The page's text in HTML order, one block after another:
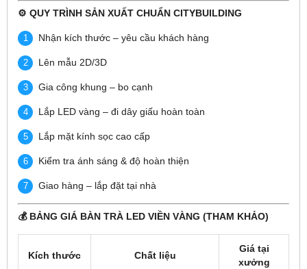
⚙️ QUY TRÌNH SẢN XUẤT CHUẨN CITYBUILDING
Nhận kích thước – yêu cầu khách hàng
Lên mẫu 2D/3D
Gia công khung – bo cạnh
Lắp LED vàng – đi dây giấu hoàn toàn
Lắp mặt kính sọc cao cấp
Kiểm tra ánh sáng & độ hoàn thiện
Giao hàng – lắp đặt tại nhà
💰 BẢNG GIÁ BÀN TRÀ LED VIỀN VÀNG (THAM KHẢO)
Kích thước Chất liệu
Giá tại
xưởng